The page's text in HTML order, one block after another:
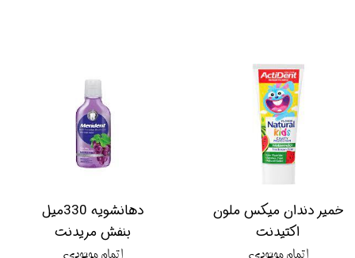
خمیر دندان میکس ملون
اکتیدنت
دهانشویه 330میل
بنفش مریدنت